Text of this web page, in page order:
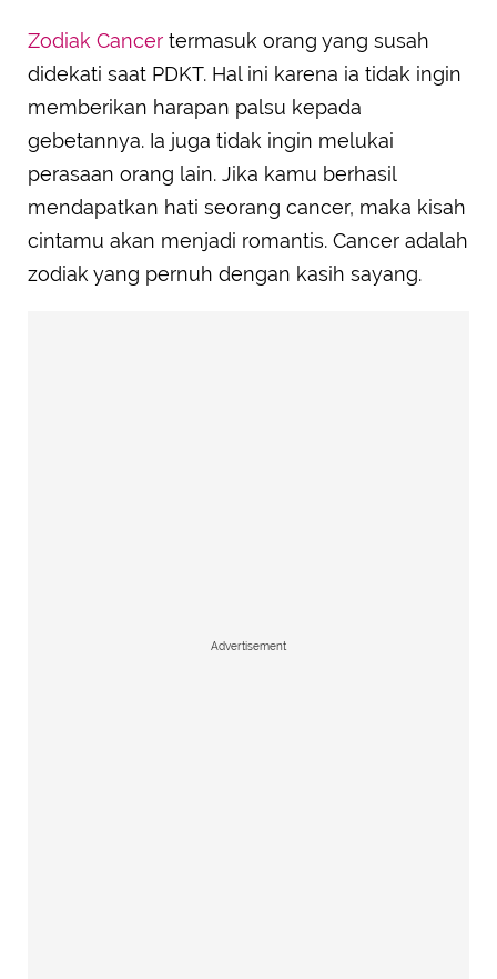
Zodiak Cancer termasuk orang yang susah
didekati saat PDKT. Hal ini karena ia tidak ingin
memberikan harapan palsu kepada
gebetannya. Ia juga tidak ingin melukai
perasaan orang lain. Jika kamu berhasil
mendapatkan hati seorang cancer, maka kisah
cintamu akan menjadi romantis. Cancer adalah
zodiak yang pernuh dengan kasih sayang.
Advertisement